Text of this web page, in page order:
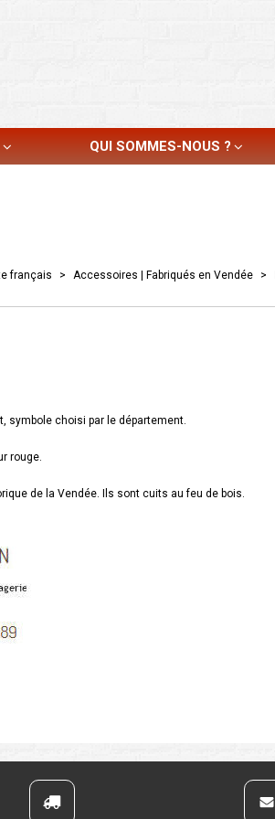
QUI SOMMES-NOUS ?
français > Accessoires | Fabriqués en Vendée >
symbole choisi par le département.
rouge.
de la Vendée. Ils sont cuits au feu de bois.